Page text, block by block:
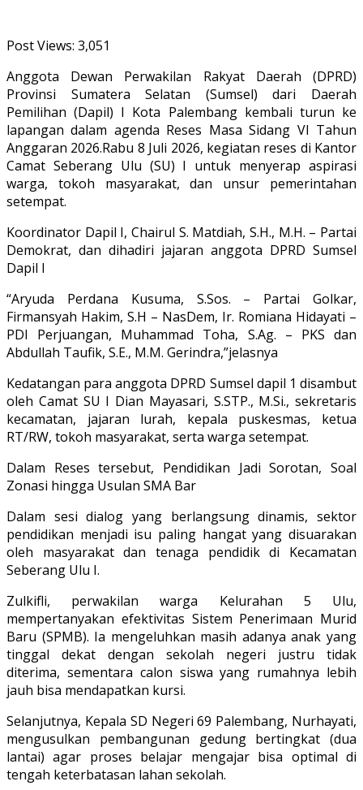
Post Views: 3,051
Anggota Dewan Perwakilan Rakyat Daerah (DPRD)
Provinsi Sumatera Selatan (Sumsel) dari Daerah
Pemilihan (Dapil) I Kota Palembang kembali turun ke
lapangan dalam agenda Reses Masa Sidang VI Tahun
Anggaran 2026.Rabu 8 Juli 2026, kegiatan reses di Kantor
Camat Seberang Ulu (SU) I untuk menyerap aspirasi
warga, tokoh masyarakat, dan unsur pemerintahan
setempat.
Koordinator Dapil I, Chairul S. Matdiah, S.H., M.H. – Partai
Demokrat, dan dihadiri jajaran anggota DPRD Sumsel
Dapil I
“Aryuda Perdana Kusuma, S.Sos. – Partai Golkar,
Firmansyah Hakim, S.H – NasDem, Ir. Romiana Hidayati –
PDI Perjuangan, Muhammad Toha, S.Ag. – PKS dan
Abdullah Taufik, S.E., M.M. Gerindra,”jelasnya
Kedatangan para anggota DPRD Sumsel dapil 1 disambut
oleh Camat SU I Dian Mayasari, S.STP., M.Si., sekretaris
kecamatan, jajaran lurah, kepala puskesmas, ketua
RT/RW, tokoh masyarakat, serta warga setempat.
Dalam Reses tersebut, Pendidikan Jadi Sorotan, Soal
Zonasi hingga Usulan SMA Bar
Dalam sesi dialog yang berlangsung dinamis, sektor
pendidikan menjadi isu paling hangat yang disuarakan
oleh masyarakat dan tenaga pendidik di Kecamatan
Seberang Ulu I.
Zulkifli, perwakilan warga Kelurahan 5 Ulu,
mempertanyakan efektivitas Sistem Penerimaan Murid
Baru (SPMB). Ia mengeluhkan masih adanya anak yang
tinggal dekat dengan sekolah negeri justru tidak
diterima, sementara calon siswa yang rumahnya lebih
jauh bisa mendapatkan kursi.
Selanjutnya, Kepala SD Negeri 69 Palembang, Nurhayati,
mengusulkan pembangunan gedung bertingkat (dua
lantai) agar proses belajar mengajar bisa optimal di
tengah keterbatasan lahan sekolah.